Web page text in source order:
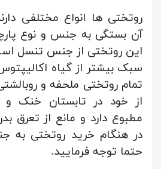
روتختی ها انواع مختلفی
آن بستگی به جنس و نوع
این روتختی از جنس تنسل
سبک بیشتر از گیاه
تمام روتختی ملحفه و
از خود در تابستان خنک و
مطبوع دارد و مانع از تعرق
در هنگام خرید روتختی به
حتما توجه فرمایید.